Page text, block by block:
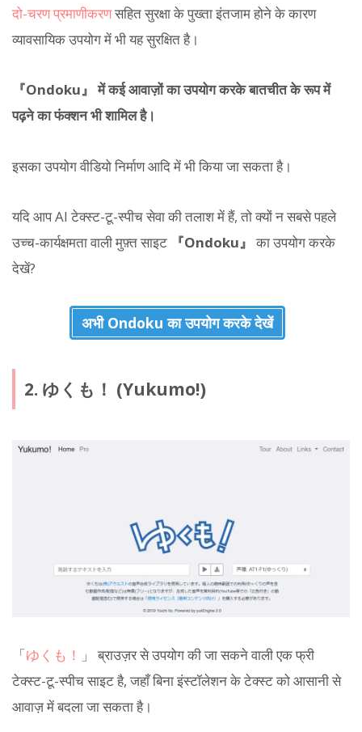
दो-चरण प्रमाणीकरणसहित सुरक्षा के पुख्ता इंतजाम होने के कारण
व्यावसायिक उपयोग में भी यह सुरक्षित है।
『Ondoku』 में कई आवाज़ों का उपयोग करके बातचीत के रूप में
पढ़ने का फंक्शन भी शामिल है।
इसका उपयोग वीडियो निर्माण आदि में भी किया जा सकता है।
यदि आप AI टेक्स्ट-टू-स्पीच सेवा की तलाश में हैं, तो क्यों न सबसे पहले
उच्च-कार्यक्षमता वाली मुफ़्त साइट
『Ondoku』 का उपयोग करके
देखें?
अभी Ondoku का उपयोग करके देखें
2. ゆくも！ (Yukumo!)
「ゆくも！ 」 ब्राउज़र से उपयोग की जा सकने वाली एक फ्री
टेक्स्ट-टू-स्पीच साइट है, जहाँ बिना इंस्टॉलेशन के टेक्स्ट को आसानी से
आवाज़ में बदला जा सकता है।